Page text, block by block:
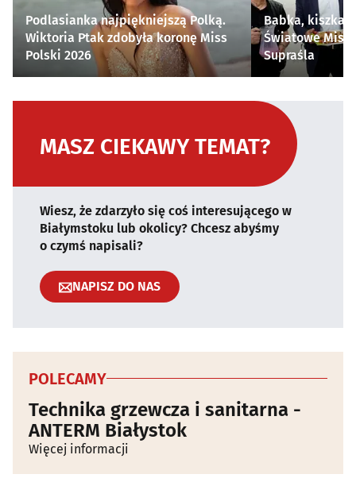
Podlasianka najpiękniejszą Polką.
Wiktoria Ptak zdobyła koronę Miss
Polski 2026
Babka, kiszka i
Światowe
Supraśla
MASZ CIEKAWY TEMAT?
Wiesz, że zdarzyło się coś interesującego w
Białymstoku lub okolicy? Chcesz abyśmy
o czymś napisali?
NAPISZ DO NAS
POLECAMY
Technika grzewcza i sanitarna -
ANTERM Białystok
Więcej informacji